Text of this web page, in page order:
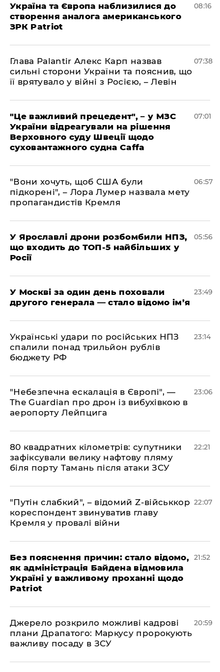
Україна та Європа наблизилися до
створення аналога американського
ЗРК Patriot
08:16
Глава Palantir Алекс Карп назвав
сильні сторони України та пояснив, що
її врятувало у війні з Росією, – Левін
07:38
"Це важливий прецедент", – у МЗС
України відреагували на рішення
Верховного суду Швеції щодо
суховантажного судна Caffa
07:01
"Вони хочуть, щоб США були
підкорені", – Лора Лумер назвала мету
пропагандистів Кремля
06:57
У Ярославлі дрони розбомбили НПЗ,
що входить до ТОП-5 найбільших у
Росії
05:56
​У Москві за один день поховали
другого генерала — стало відомо ім’я
23:49
​Українські удари по російських НПЗ
спалили понад трильйон рублів
бюджету РФ
23:14
​"Небезпечна ескалація в Європі", —
The Guardian про дрон із вибухівкою в
аеропорту Лейпцига
23:06
​80 квадратних кілометрів: супутники
зафіксували велику нафтову пляму
біля порту Тамань після атаки ЗСУ
22:21
"Путін слабкий", – відомий Z-військкор
кореспондент звинуватив главу
Кремля у провалі війни
22:07
​Без пояснення причин: стало відомо,
як адміністрація Байдена відмовила
Україні у важливому проханні щодо
Patriot
21:52
​Джерело розкрило можливі кадрові
плани Драпатого: Маркусу пророкують
важливу посаду в ЗСУ
20:59